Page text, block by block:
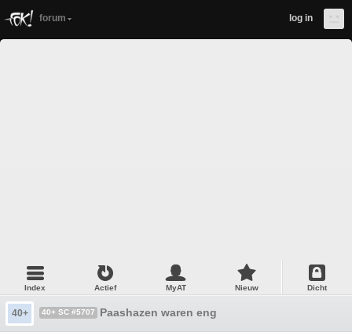
forum log in
Index Actief MyAT Nieuw Dicht
40+ 40+ SC #5707 Paashazen waren eng